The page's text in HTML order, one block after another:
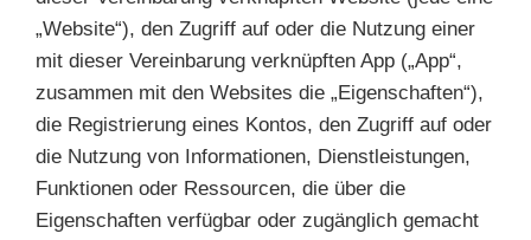
„Website“), den Zugriff auf oder die Nutzung einer
mit dieser Vereinbarung verknüpften App („App“,
zusammen mit den Websites die „Eigenschaften“),
die Registrierung eines Kontos, den Zugriff auf oder
die Nutzung von Informationen, Dienstleistungen,
Funktionen oder Ressourcen, die über die
Eigenschaften verfügbar oder zugänglich gemacht